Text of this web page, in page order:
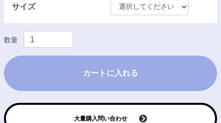
サイズ
数量
カートに入れる
大量購入問い合わせ